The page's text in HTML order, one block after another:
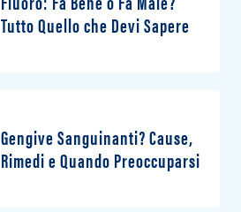
Tutto Quello che Devi Sapere
Gengive Sanguinanti? Cause,
Rimedi e Quando Preoccuparsi